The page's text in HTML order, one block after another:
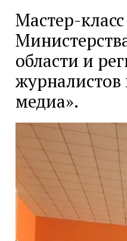
Мастер-
области и
медиа».